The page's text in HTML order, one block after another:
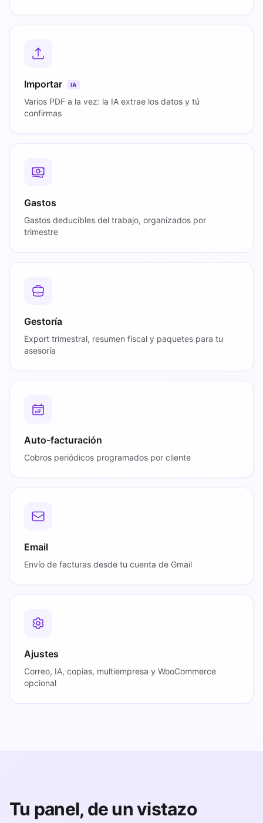
Importar IA
Varios PDF a la vez: la IA extrae los datos y tú
confirmas
Gastos
Gastos deducibles del trabajo, organizados por
trimestre
Gestoría
Export trimestral, resumen fiscal y paquetes para tu
asesoría
Auto-facturación
Cobros periódicos programados por cliente
Email
Envío de facturas desde tu cuenta de Gmail
Ajustes
Correo, IA, copias, multiempresa y WooCommerce
opcional
Tu panel, de un vistazo